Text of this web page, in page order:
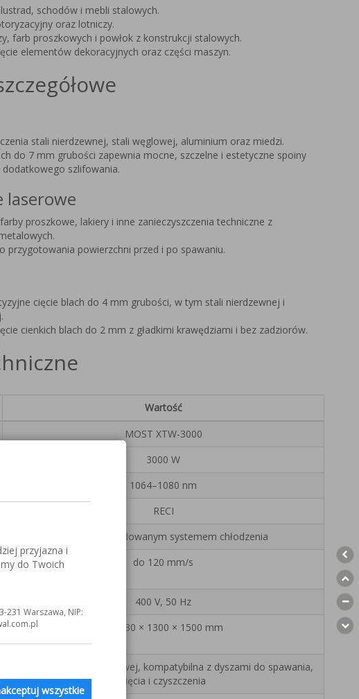
schodów i mebli stalowych.
oraz lotniczy.
farb proszkowych i powłok z konstrukcji stalowych.
elementów dekoracyjnych oraz części maszyn.
stali nierdzewnej, stali węglowej, aluminium oraz miedzi.
do 7 mm grubości zapewnia mocne, szczelne i estetyczne spoiny
szlifowania.
laserowe
proszkowe, lakiery i inne zanieczyszczenia techniczne z
przygotowania powierzchni przed i po spawaniu.
cięcie blach do 4 mm grubości, w tym stali nierdzewnej i
cienkich blach do 2 mm z gładkimi krawędziami i bez zadziorów.
Wartość
MOST XTW-3000
3000 W
1064–1080 nm
RECI
Wodne, z wbudowanym systemem chłodzenia
do 120 mm/s
400 V, 50 Hz
ok. 630 × 1300 × 1500 mm
SUP z regulacją ogniskowej, kompatybilna z dyszami do spawania,
cięcia i czyszczenia
przyjazna i
do Twoich
231 Warszawa, NIP:
wszystkie